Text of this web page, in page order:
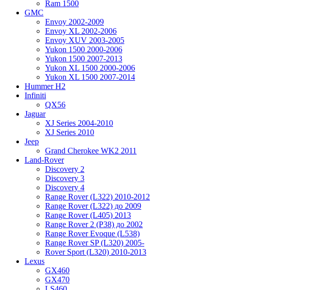
Ram 1500
GMC
Envoy 2002-2009
Envoy XL 2002-2006
Envoy XUV 2003-2005
Yukon 1500 2000-2006
Yukon 1500 2007-2013
Yukon XL 1500 2000-2006
Yukon XL 1500 2007-2014
Hummer H2
Infiniti
QX56
Jaguar
XJ Series 2004-2010
XJ Series 2010
Jeep
Grand Cherokee WK2 2011
Land-Rover
Discovery 2
Discovery 3
Discovery 4
Range Rover (L322) 2010-2012
Range Rover (L322) до 2009
Range Rover (L405) 2013
Range Rover 2 (P38) до 2002
Range Rover Evoque (L538)
Range Rover SP (L320) 2005-
Rover Sport (L320) 2010-2013
Lexus
GX460
GX470